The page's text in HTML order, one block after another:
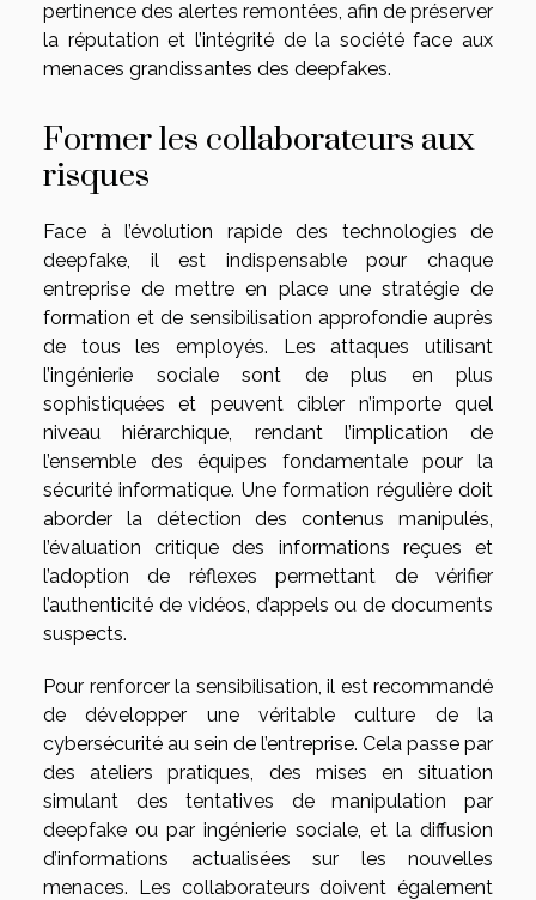
pertinence des alertes remontées, afin de préserver
la réputation et l’intégrité de la société face aux
menaces grandissantes des deepfakes.
Former les collaborateurs aux
risques
Face à l’évolution rapide des technologies de
deepfake, il est indispensable pour chaque
entreprise de mettre en place une stratégie de
formation et de sensibilisation approfondie auprès
de tous les employés. Les attaques utilisant
l’ingénierie sociale sont de plus en plus
sophistiquées et peuvent cibler n’importe quel
niveau hiérarchique, rendant l’implication de
l’ensemble des équipes fondamentale pour la
sécurité informatique. Une formation régulière doit
aborder la détection des contenus manipulés,
l’évaluation critique des informations reçues et
l’adoption de réflexes permettant de vérifier
l’authenticité de vidéos, d’appels ou de documents
suspects.
Pour renforcer la sensibilisation, il est recommandé
de développer une véritable culture de la
cybersécurité au sein de l’entreprise. Cela passe par
des ateliers pratiques, des mises en situation
simulant des tentatives de manipulation par
deepfake ou par ingénierie sociale, et la diffusion
d’informations actualisées sur les nouvelles
menaces. Les collaborateurs doivent également